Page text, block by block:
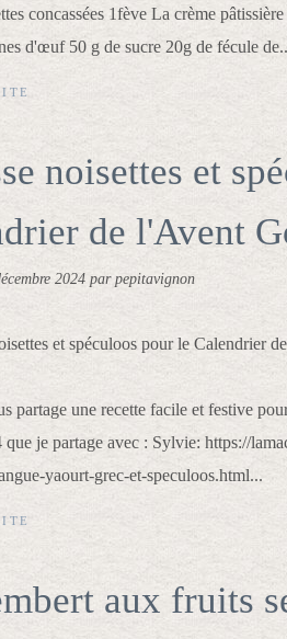
concassées 1fève La crème
d'œuf 50 g de sucre 20g de fécule
noisettes et
de l'Avent
2024 par pepitavignon
partage une recette facile et festive
je partage avec : Sylvie: https://
yaourt-grec-et-speculoos.html...
aux fruits